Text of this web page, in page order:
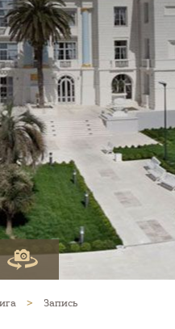
> Запись